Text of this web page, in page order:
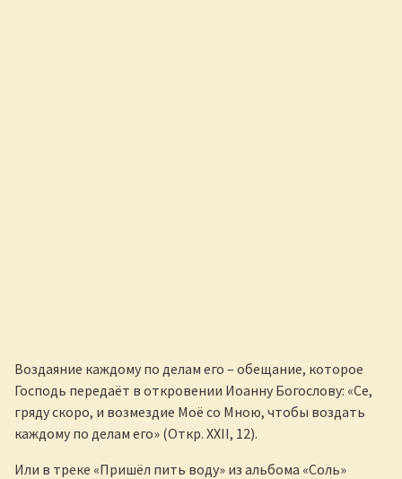
Воздаяние каждому по делам его – обещание, которое
Господь передаёт в откровении Иоанну Богослову: «Се,
гряду скоро, и возмездие Моё со Мною, чтобы воздать
каждому по делам его» (Откр. XXII, 12).
Или в треке «Пришёл пить воду» из альбома «Соль»